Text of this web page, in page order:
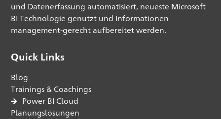
und Datenerfassung automatisiert, neueste Microsoft
BI Technologie genutzt und Informationen
management-gerecht aufbereitet werden.
Quick Links
Blog
Trainings & Coachings
Power BI Cloud
Planungslösungen